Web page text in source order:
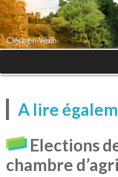
A lire
Elections
chambre